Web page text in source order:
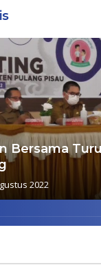
Bersama
2022